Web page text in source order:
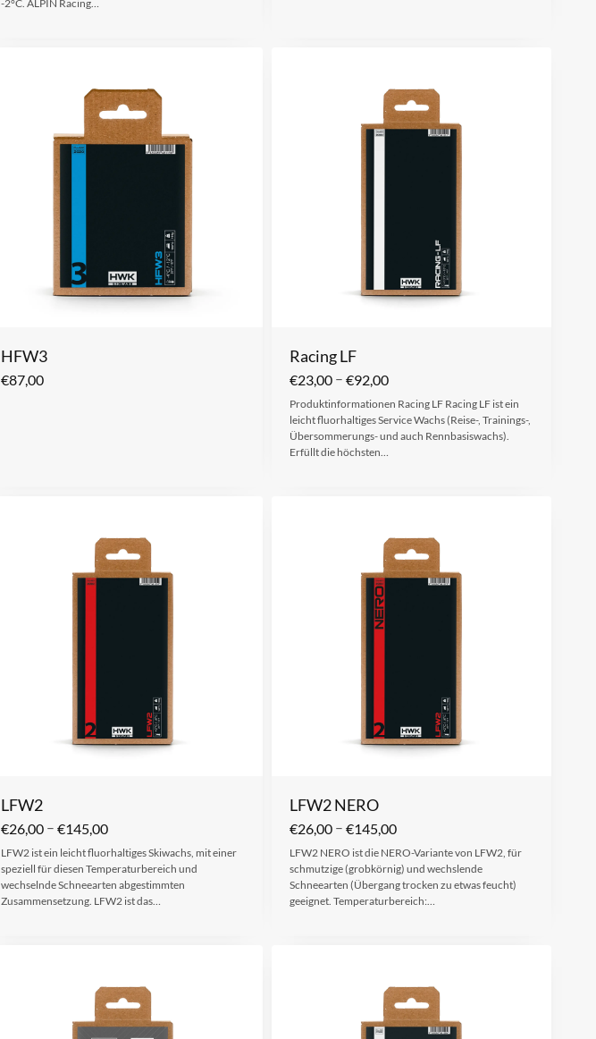
-2°C. ALPIN Racing…
HFW3
€87,00
Racing LF
€23,00– €92,00
Produktinformationen Racing LF Racing LF ist ein
leicht fluorhaltiges Service Wachs (Reise-, Trainings-,
Übersommerungs- und auch Rennbasiswachs).
Erfüllt die höchsten…
LFW2
€26,00– €145,00
LFW2 ist ein leicht fluorhaltiges Skiwachs, mit einer
speziell für diesen Temperaturbereich und
wechselnde Schneearten abgestimmten
Zusammensetzung. LFW2 ist das…
LFW2 NERO
€26,00– €145,00
LFW2 NERO ist die NERO-Variante von LFW2, für
schmutzige (grobkörnig) und wechslende
Schneearten (Übergang trocken zu etwas feucht)
geeignet. Temperaturbereich:…